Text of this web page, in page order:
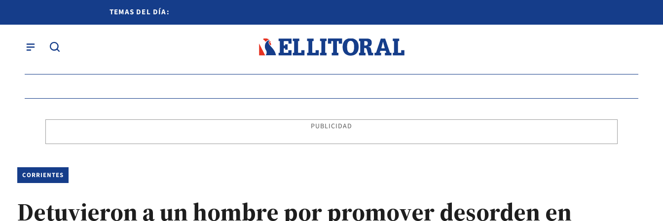
TEMAS DEL DÍA:
PUBLICIDAD
CORRIENTES
Detuvieron a un hombre por promover desorden en